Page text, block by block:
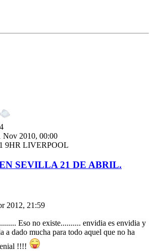
Nov 2010, 00:00
9HR LIVERPOOL
SEVILLA 21 DE ABRIL.
2012, 21:59
Eso no existe.......... envidia es envidia y
a dado mucha para todo aquel que no ha
!!!!